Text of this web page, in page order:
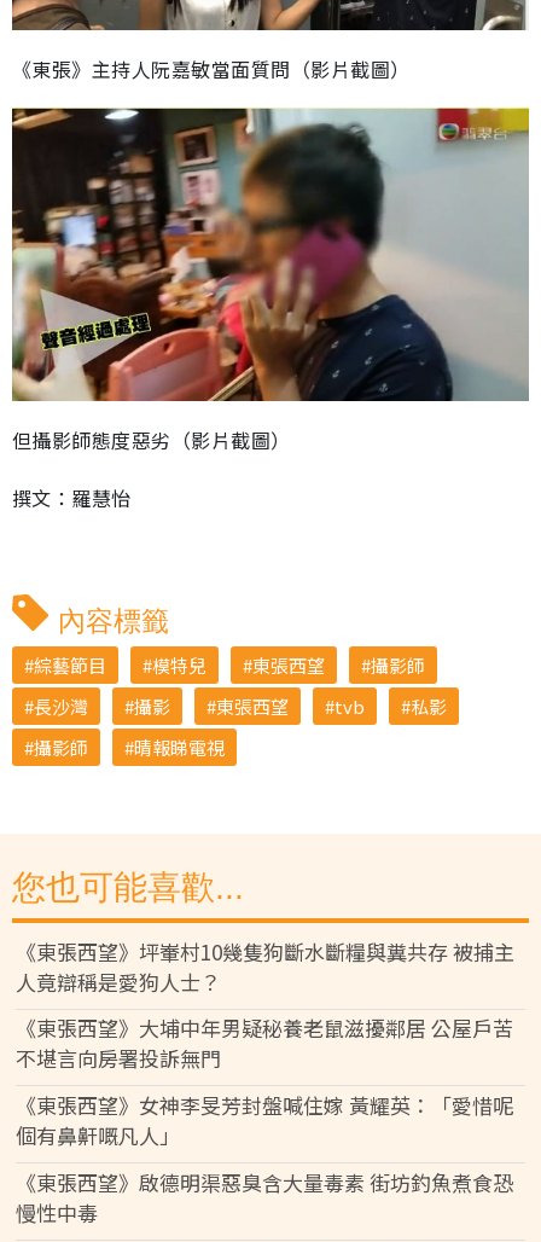
《東張》主持人阮嘉敏當面質問（影片截圖）
但攝影師態度惡劣（影片截圖）
撰文：羅慧怡
內容標籤
綜藝節目 模特兒 東張西望
攝影師
長沙灣
攝影 東張西望 tvb
私影
攝影師
晴報睇電視
您也可能喜歡...
《東張西望》坪輋村10幾隻狗斷水斷糧與糞共存 被捕主
人竟辯稱是愛狗人士？
《東張西望》大埔中年男疑秘養老鼠滋擾鄰居 公屋戶苦
不堪言向房署投訴無門
《東張西望》女神李旻芳封盤喊住嫁 黃耀英：「愛惜呢
個有鼻鼾嘅凡人」
《東張西望》啟德明渠惡臭含大量毒素 街坊釣魚煮食恐
慢性中毒